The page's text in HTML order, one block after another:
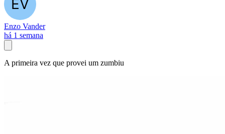
Enzo Vander
há 1 semana
A primeira vez que provei um zumbiu